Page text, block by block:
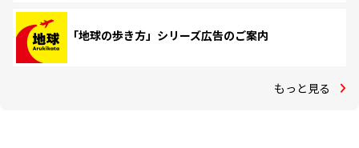
「地球の歩き方」シリーズ広告のご案内
もっと見る